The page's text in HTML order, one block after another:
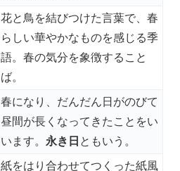
花と鳥を結びつけた言葉で、春
らしい華やかなものを感じる季
語。春の気分を象徴すること
ば。
春になり、だんだん日がのびて
昼間が長くなってきたことをい
います。 永き日 ともいう。
紙をはり合わせてつくった紙風